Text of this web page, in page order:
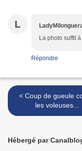
L
La photo suffit
Répondre
< Coup de gueule contre
les voleuses...
Hébergé par